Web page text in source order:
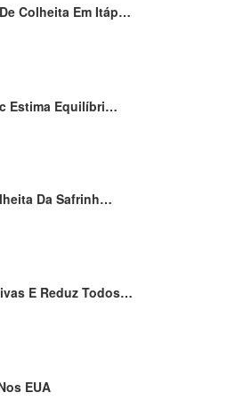
Colheita Em Itáp…
Estima Equilíbri…
Da Safrinh…
E Reduz Todos…
EUA